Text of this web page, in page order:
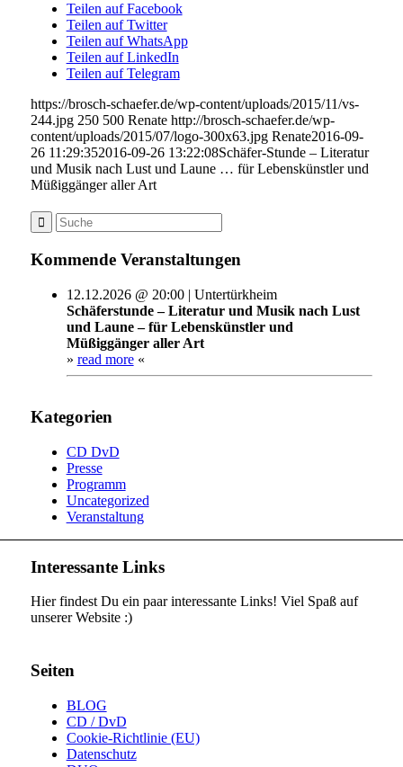
Teilen auf Facebook
Teilen auf Twitter
Teilen auf WhatsApp
Teilen auf LinkedIn
Teilen auf Telegram
https://brosch-schaefer.de/wp-content/uploads/2015/11/vs-
244.jpg 250 500 Renate http://brosch-schaefer.de/wp-
content/uploads/2015/07/logo-300x63.jpg Renate2016-09-
26 11:29:352016-09-26 13:22:08Schäfer-Stunde – Literatur
und Musik nach Lust und Laune … für Lebenskünstler und
Müßiggänger aller Art
Kommende Veranstaltungen
12.12.2026 @ 20:00 | Untertürkheim
Schäferstunde – Literatur und Musik nach Lust
und Laune – für Lebenskünstler und
Müßiggänger aller Art
» read more«
Kategorien
CD DvD
Presse
Programm
Uncategorized
Veranstaltung
Interessante Links
Hier findest Du ein paar interessante Links! Viel Spaß auf
unserer Website :)
Seiten
BLOG
CD / DvD
Cookie-Richtlinie (EU)
Datenschutz